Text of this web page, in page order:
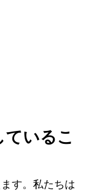
いるこ
す。私たちは